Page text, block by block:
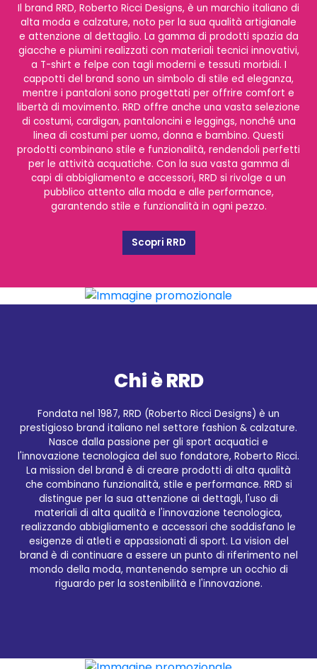
Il brand RRD, Roberto Ricci Designs, è un marchio italiano di
alta moda e calzature, noto per la sua qualità artigianale
e attenzione al dettaglio. La gamma di prodotti spazia da
giacche e piumini realizzati con materiali tecnici innovativi,
a T-shirt e felpe con tagli moderni e tessuti morbidi. I
cappotti del brand sono un simbolo di stile ed eleganza,
mentre i pantaloni sono progettati per offrire comfort e
libertà di movimento. RRD offre anche una vasta selezione
di costumi, cardigan, pantaloncini e leggings, nonché una
linea di costumi per uomo, donna e bambino. Questi
prodotti combinano stile e funzionalità, rendendoli perfetti
per le attività acquatiche. Con la sua vasta gamma di
capi di abbigliamento e accessori, RRD si rivolge a un
pubblico attento alla moda e alle performance,
garantendo stile e funzionalità in ogni pezzo.
Scopri RRD
Chi è RRD
Fondata nel 1987, RRD (Roberto Ricci Designs) è un
prestigioso brand italiano nel settore fashion & calzature.
Nasce dalla passione per gli sport acquatici e
l'innovazione tecnologica del suo fondatore, Roberto Ricci.
La mission del brand è di creare prodotti di alta qualità
che combinano funzionalità, stile e performance. RRD si
distingue per la sua attenzione ai dettagli, l'uso di
materiali di alta qualità e l'innovazione tecnologica,
realizzando abbigliamento e accessori che soddisfano le
esigenze di atleti e appassionati di sport. La vision del
brand è di continuare a essere un punto di riferimento nel
mondo della moda, mantenendo sempre un occhio di
riguardo per la sostenibilità e l'innovazione.
Qualità garantita Civico36
Sul sito e-commerce Civico36.store è possibile
acquistare i migliori prodotti selezionati del brand
RRD. Grazie alla sua vasta gamma di articoli, dal
casual all'abbigliamento tecnico per gli sport
acquatici, Civico36.store offre una selezione
vostra, consentendovi di risparmiare tempo e